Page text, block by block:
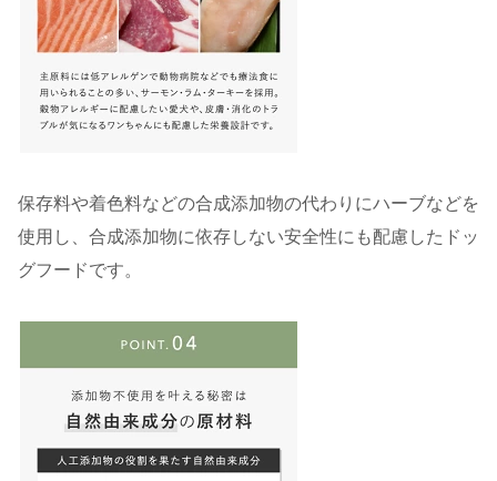
保存料や着色料などの合成添加物の代わりにハーブなどを
使用し、合成添加物に依存しない安全性にも配慮したドッ
グフードです。